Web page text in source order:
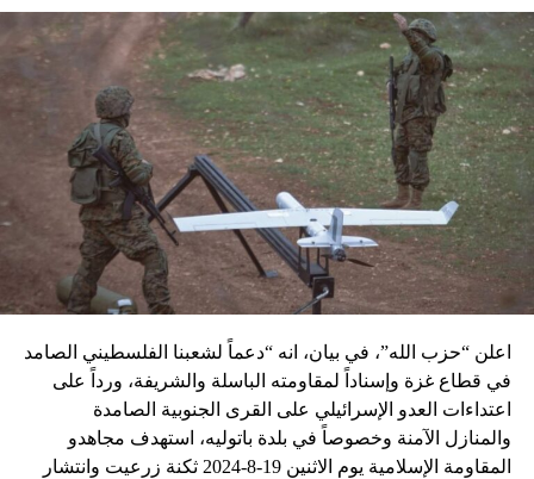
اعلن “حزب الله”، في بيان، انه “دعماً لشعبنا الفلسطيني الصامد
في قطاع غزة وإسناداً لمقاومته الباسلة ‌‏‌‏‌والشريفة، ورداً على
اعتداءات العدو الإسرائيلي على القرى الجنوبية الصامدة
والمنازل الآمنة وخصوصاً في بلدة باتوليه، استهدف مجاهدو
المقاومة الإسلامية يوم الاثنين 19-8-2024 ثكنة زرعيت وانتشار